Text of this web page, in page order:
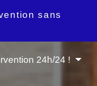
sans
24h/24 !